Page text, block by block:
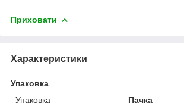
Приховати
Характеристики
Упаковка
Упаковка
Пачка